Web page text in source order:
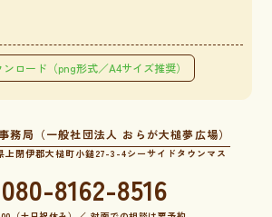
ロード（png形式／A4サイズ推奨）
務局（一般社団法人 おらが大槌夢広場）
上閉伊郡大槌町小鎚27-3-4シーサイドタウンマス
080-8162-8516